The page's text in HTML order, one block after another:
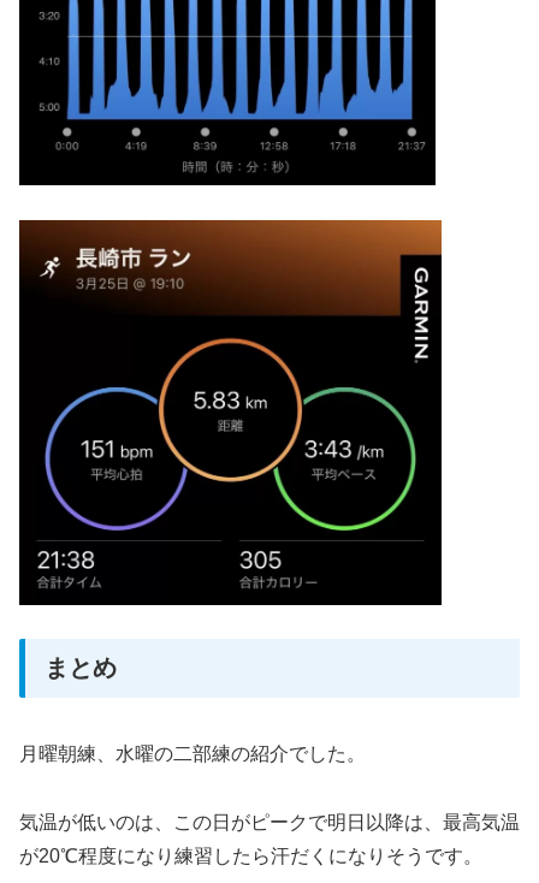
まとめ
月曜朝練、水曜の二部練の紹介でした。
気温が低いのは、この日がピークで明日以降は、最高気温
が20℃程度になり練習したら汗だくになりそうです。